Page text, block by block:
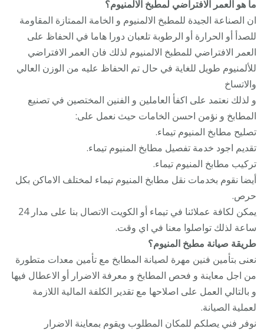
ما هو العمر الافتراضي لمطبخ الالمنيوم؟
ان الصناعة الجيدة للمطبخ الالمنيوم و الخامة الممتازة المقاومة
للصدأ أو الحرارة أو الرطوبة تلعبان دورا هاما في الحفاظ على
العمر الافتراضي للمطبخ الالمنيوم لذلك فان العمر الافتراضي
للألمنيوم طويل للغاية في حال تم الحفاظ عليه من الوزن العالي
والاتساخ
و لذلك نعتمد على اكفأ العاملين و الفنين المختصين في تصنيع
المطابخ و نؤمن احسن الخامات حيث نعمل على:
تصليح مطابخ المنيوم تيماء.
تقديم اجود خدمة تفصيل مطابخ المنيوم تيماء.
تركيب مطابخ المنيوم تيماء.
أيضا نقوم بخدمات نقل مطابخ المنيوم تيماء لمختلف الاماكن بكل
حرص.
يمكن لكافة عملائنا في تيماء أو الكويت الاتصال بنا على مدار 24
ساعة لذلك تواصلوا معنا في اي وقت.
طريقة صيانة مطبخ المنيوم؟
نعنى بتأمين فنين مهرة لصيانة المطابخ مع تأمين معدات متطورة
من اجل معاينة و فحص المطابخ و معرفة الاضرار أو الاعطال فيها
و بالتالي العمل على اصلاحها مع تقدير الكلفة المالية اللازمة
لعملية الصيانة.
نوفر فني يصلكم للمكان المطلوب ويقوم بمعاينة الاضرار